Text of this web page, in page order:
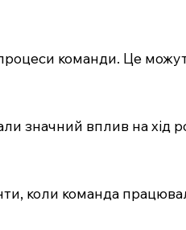
команди. Це
значний вплив на хід
коли команда